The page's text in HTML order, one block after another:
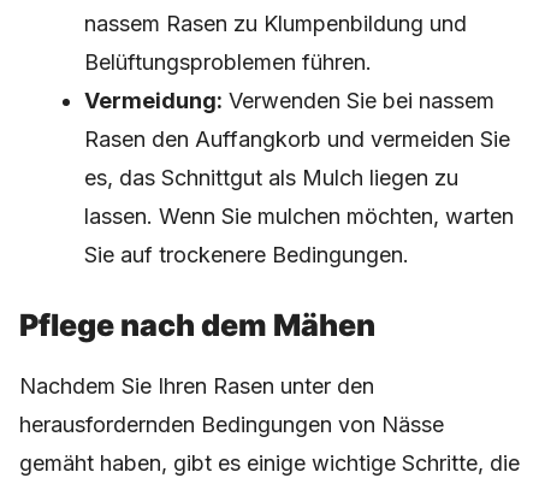
nassem Rasen zu Klumpenbildung und
Belüftungsproblemen führen.
Vermeidung: Verwenden Sie bei nassem
Rasen den Auffangkorb und vermeiden Sie
es, das Schnittgut als Mulch liegen zu
lassen. Wenn Sie mulchen möchten, warten
Sie auf trockenere Bedingungen.
Pflege nach dem Mähen
Nachdem Sie Ihren Rasen unter den
herausfordernden Bedingungen von Nässe
gemäht haben, gibt es einige wichtige Schritte, die